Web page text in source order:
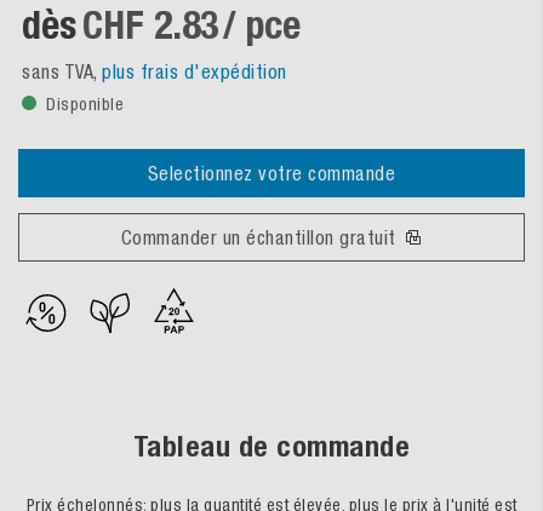
dèsCHF 2.83/ pce
sans TVA, plus frais d'expédition
Disponible
Selectionnez votre commande
Commander un échantillon gratuit
Tableau de commande
Prix échelonnés: plus la quantité est élevée, plus le prix à l'unité est